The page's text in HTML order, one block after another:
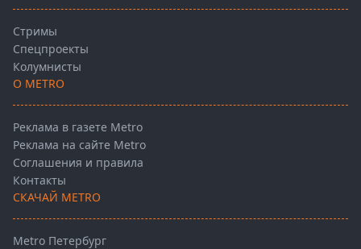
Стримы
Спецпроекты
Колумнисты
О METRO
Реклама в газете Metro
Реклама на сайте Metro
Соглашения и правила
Контакты
СКАЧАЙ METRO
Metro Петербург